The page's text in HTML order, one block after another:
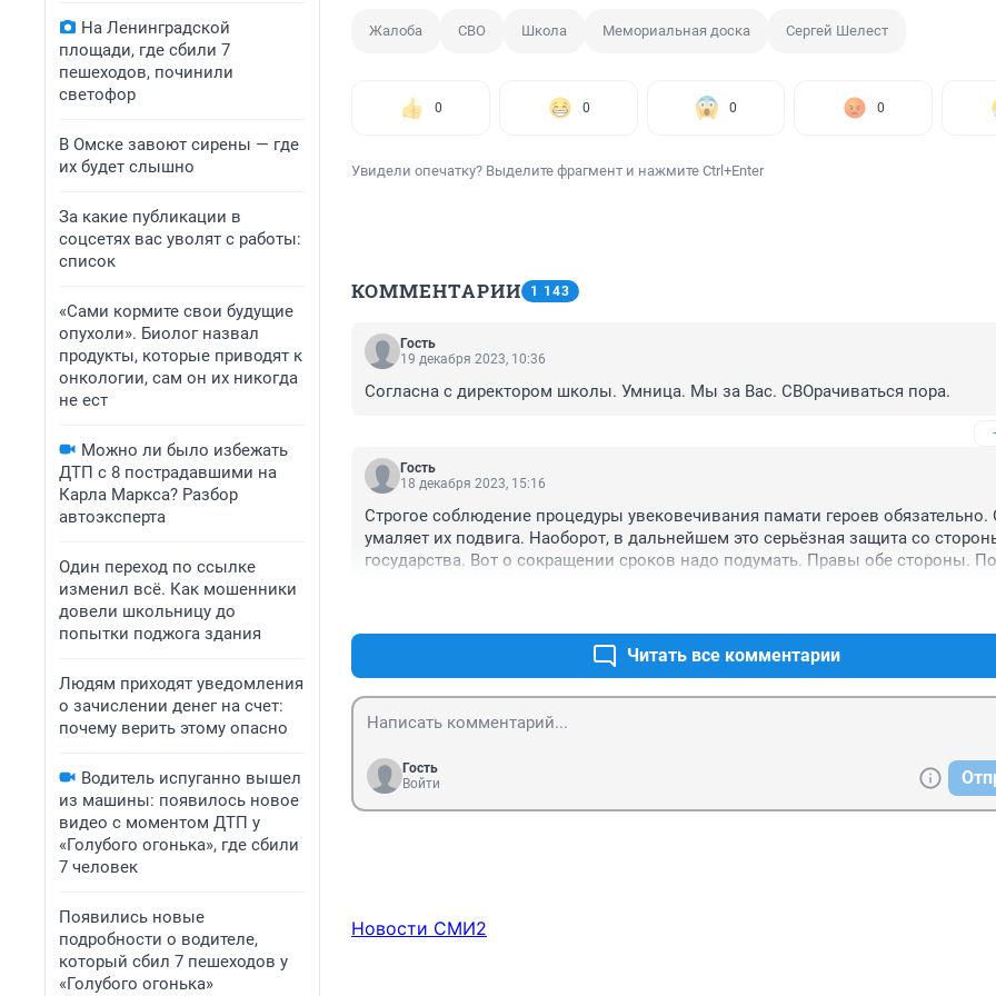
На Ленинградской
площади, где сбили 7
пешеходов, починили
светофор
В Омске завоют сирены — где
их будет слышно
За какие публикации в
соцсетях вас уволят с работы:
список
«Сами кормите свои будущие
опухоли». Биолог назвал
продукты, которые приводят к
онкологии, сам он их никогда
не ест
Можно ли было избежать
ДТП с 8 пострадавшими на
Карла Маркса? Разбор
автоэксперта
Один переход по ссылке
изменил всё. Как мошенники
довели школьницу до
попытки поджога здания
Людям приходят уведомления
о зачислении денег на счет:
почему верить этому опасно
Водитель испуганно вышел
из машины: появилось новое
видео с моментом ДТП у
«Голубого огонька», где сбили
7 человек
Появились новые
подробности о водителе,
который сбил 7 пешеходов у
«Голубого огонька»
Жалоба СВО Школа Мемориальная доска Сергей Шелест
0 0 0 0
Увидели опечатку? Выделите фрагмент и нажмите Ctrl+Enter
КОММЕНТАРИИ 1 143
Гость
19 декабря 2023, 10:36
Согласна с директором школы. Умница. Мы за Вас. СВОрачиваться пора.
Гость
18 декабря 2023, 15:16
Строгое соблюдение процедуры увековечивания памати героев обязательно.
умаляет их подвига. Наоборот, в дальнейшем это серьёзная защита со
государства. Вот о сокращении сроков надо подумать. Правы обе стороны.
Читать все комментарии
Гость
Войти
Новости СМИ2